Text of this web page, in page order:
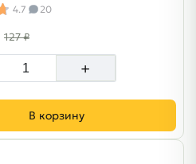
4.7 20
127 ₽
+
В корзину